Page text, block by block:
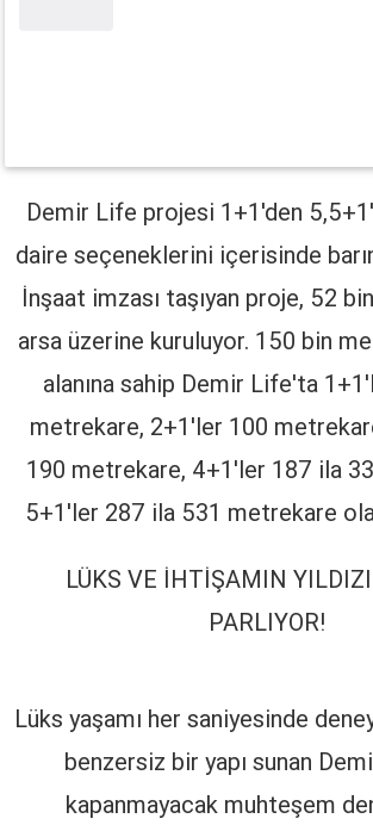
Demir Life projesi 1+1'den
daire seçeneklerini içerisinde
İnşaat imzası taşıyan proje, 52
arsa üzerine kuruluyor. 150 bin
alanına sahip Demir Life'ta
metrekare, 2+1'ler 100
190 metrekare, 4+1'ler 187 ila
5+1'ler 287 ila 531 metrekare
LÜKS VE İHTİŞAMIN
PARLIYOR!
Lüks yaşamı her saniyesinde
benzersiz bir yapı sunan
kapanmayacak muhteşem